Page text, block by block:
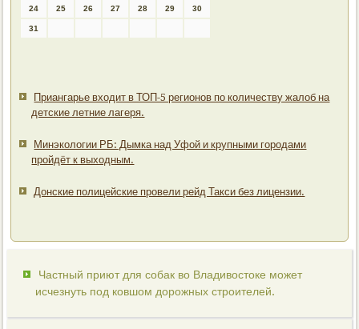
24 25 26 27 28 29 30
31
Приангарье входит в ТОП-5 регионов по количеству жалоб на
детские летние лагеря.
Минэкологии РБ: Дымка над Уфой и крупными городами
пройдёт к выходным.
Донские полицейские провели рейд Такси без лицензии.
Частный приют для собак во Владивостоке может
исчезнуть под ковшом дорожных строителей.